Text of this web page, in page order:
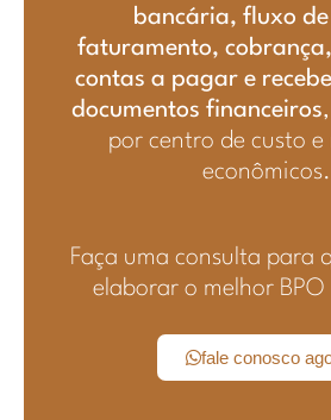
bancária, fluxo
faturamento,
contas a pagar e
documentos financeiros
por centro de custo
econômicos.
Faça uma consulta para
elaborar o melhor
fale conosco